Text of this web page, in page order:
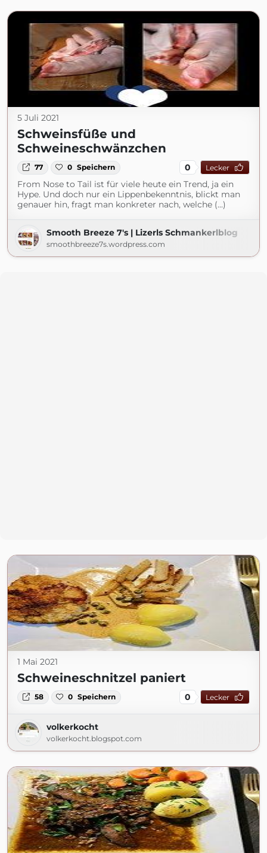
5 Juli 2021
Schweinsfüße und
Schweineschwänzchen
77 0 Speichern 0 Lecker
From Nose to Tail ist für viele heute ein Trend, ja ein
Hype. Und doch nur ein Lippenbekenntnis, blickt man
genauer hin, fragt man konkreter nach, welche (...)
Smooth Breeze 7's | Lizerls Schmankerlblog
smoothbreeze7s.wordpress.com
1 Mai 2021
Schweineschnitzel paniert
58 0 Speichern 0 Lecker
volkerkocht
volkerkocht.blogspot.com